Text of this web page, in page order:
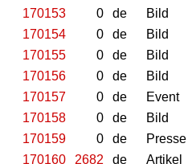
170153
0 de Bild
170154
0 de Bild
170155
0 de Bild
170156
0 de Bild
170157
0 de Event
170158
0 de Bild
170159
0 de Presse
170160
2682 de Artikel